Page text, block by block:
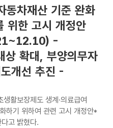
동차재산 기준 완화
위한 고시 개정안
-
상 확대, 부양의무자
개선 추진 -
활보장제도 생계·의료급여
하기 위하여 관련 고시 개정안*
고 밝혔다.